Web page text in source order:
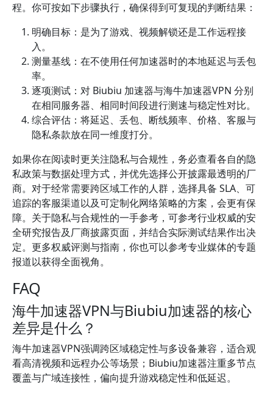
程。你可按如下步骤执行，确保得到可复现的判断结果：
明确目标：是为了游戏、视频解锁还是工作远程接
入。
测量基线：在不使用任何加速器时的本地延迟与丢包
率。
逐项测试：对 Biubiu 加速器与海牛加速器VPN 分别
在相同服务器、相同时间段进行测速与稳定性对比。
综合评估：将延迟、丢包、断线频率、价格、客服与
隐私条款放在同一维度打分。
如果你在阅读时更关注隐私与合规性，务必查看各自的隐
私政策与数据处理方式，并优先选择公开披露最透明的厂
商。对于经常需要跨区域工作的人群，选择具备 SLA、可
追踪的客服渠道以及可定制化网络策略的方案，会更有保
障。关于隐私与合规性的一手参考，可参考行业权威的安
全研究报告及厂商披露页面，并结合实际测试结果作出决
定。更多权威评测与指南，你也可以参考专业媒体的专题
报道以获得全面视角。
FAQ
海牛加速器VPN与Biubiu加速器的核心
差异是什么？
海牛加速器VPN强调跨区域稳定性与多设备兼容，适合观
看高清视频和远程办公等场景；Biubiu加速器注重多节点
覆盖与广域连接性，偏向提升游戏稳定性和低延迟。